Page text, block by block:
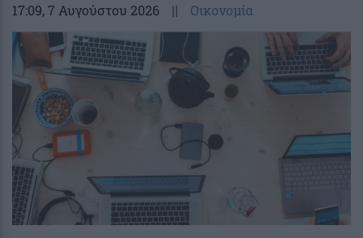
17:09, 7 Αυγούστου 2026 || Οικονομία